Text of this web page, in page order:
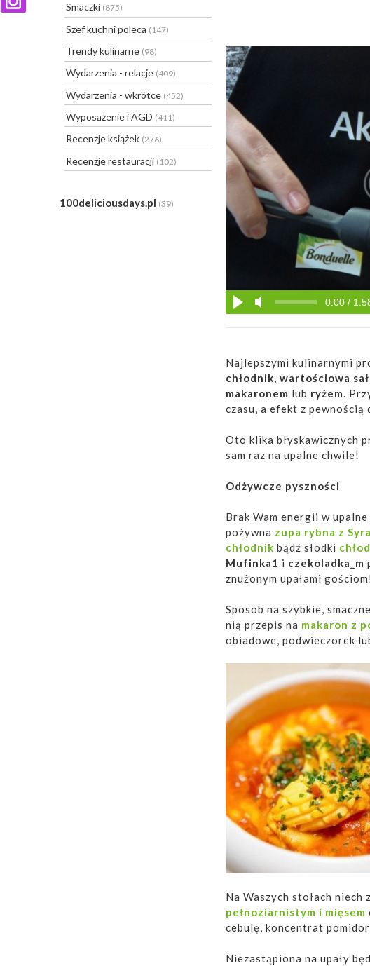
Smaczki (875)
Szef kuchni poleca (147)
Trendy kulinarne (98)
Wydarzenia - relacje (409)
Wydarzenia - wkrótce (452)
Wyposażenie i AGD (411)
Recenzje książek (276)
Recenzje restauracji (102)
100deliciousdays.pl (39)
0:00 /
Najlepszymi kulinarnymi
chłodnik, wartościowa
makaronem lub ryżem
.
czasu, a efekt z pewnością
Oto klika błyskawicznych
sam raz na upalne chwile!
Odżywcze pyszności
Brak Wam energii w
pożywna zupa rybna z
chłodnik bądź słodki
Mufinka1 i czekoladka_m
znużonym upałami gościom!
Sposób na szybkie,
nią przepis na makaron z
obiadowe, podwieczorek
Na Waszych stołach niech
pełnoziarnistym i mięsem
cebulę, koncentrat
Niezastąpiona na upały